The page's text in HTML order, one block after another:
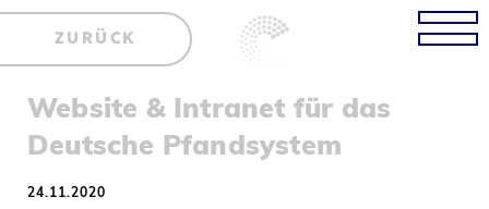
ZURÜCK
Website & Intranet für das
Deutsche Pfandsystem
24.11.2020